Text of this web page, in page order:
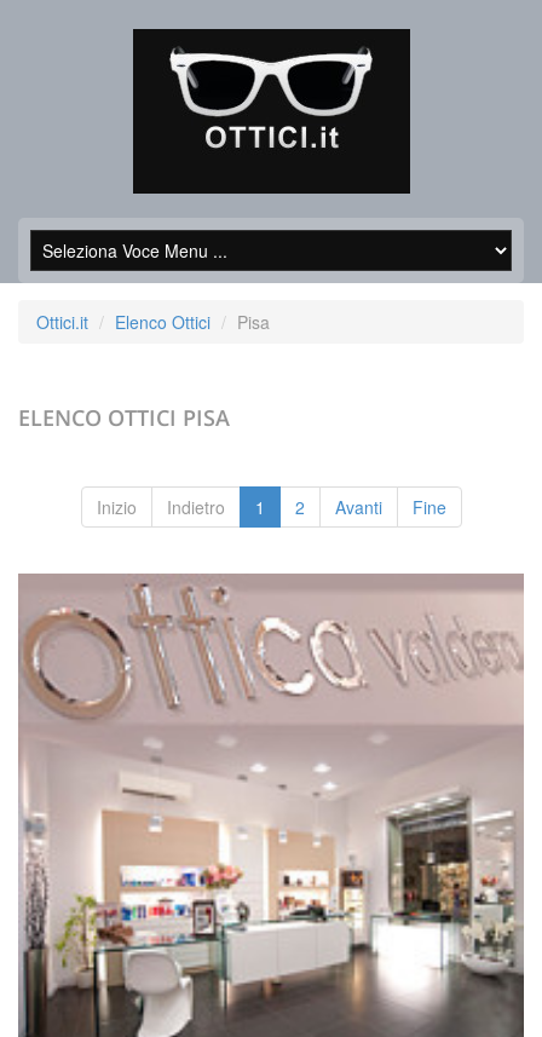
Ottici.it Elenco Ottici Pisa
ELENCO OTTICI PISA
Inizio Indietro 1 2 Avanti Fine